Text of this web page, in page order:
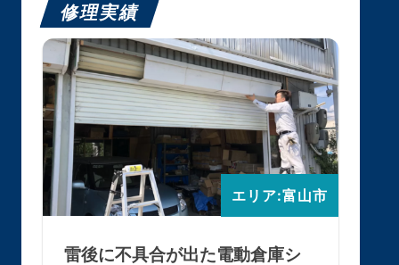
修理実績
エリア:富山市
雷後に不具合が出た電動倉庫シ